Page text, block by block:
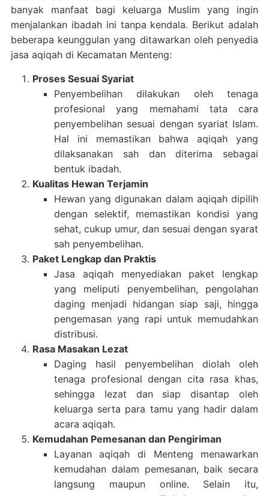
banyak manfaat bagi keluarga Muslim yang ingin
menjalankan ibadah ini tanpa kendala. Berikut adalah
beberapa keunggulan yang ditawarkan oleh penyedia
jasa aqiqah di Kecamatan Menteng:
Proses Sesuai Syariat
Penyembelihan dilakukan oleh tenaga
profesional yang memahami tata cara
penyembelihan sesuai dengan syariat Islam.
Hal ini memastikan bahwa aqiqah yang
dilaksanakan sah dan diterima sebagai
bentuk ibadah.
Kualitas Hewan Terjamin
Hewan yang digunakan dalam aqiqah dipilih
dengan selektif, memastikan kondisi yang
sehat, cukup umur, dan sesuai dengan syarat
sah penyembelihan.
Paket Lengkap dan Praktis
Jasa aqiqah menyediakan paket lengkap
yang meliputi penyembelihan, pengolahan
daging menjadi hidangan siap saji, hingga
pengemasan yang rapi untuk memudahkan
distribusi.
Rasa Masakan Lezat
Daging hasil penyembelihan diolah oleh
tenaga profesional dengan cita rasa khas,
sehingga lezat dan siap disantap oleh
keluarga serta para tamu yang hadir dalam
acara aqiqah.
Kemudahan Pemesanan dan Pengiriman
Layanan aqiqah di Menteng menawarkan
kemudahan dalam pemesanan, baik secara
langsung maupun online. Selain itu,